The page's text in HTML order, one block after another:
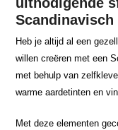
uitnodigende
Scandinavisch
Heb je altijd al een
willen creëren met een
met behulp van
warme aardetinten en
Met deze elementen